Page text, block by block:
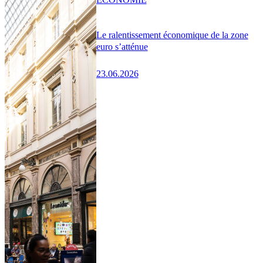
Le ralentissement économique de la zone
euro s’atténue
23.06.2026